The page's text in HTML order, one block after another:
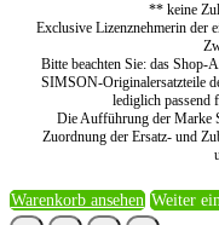
** keine
Exclusive Lizenznehmerin der
Bitte beachten Sie: das Shop-
SIMSON-Originalersatzteile
lediglich passend
Die Aufführung der Marke
Zuordnung der Ersatz- und
Warenkorb ansehen Weiter